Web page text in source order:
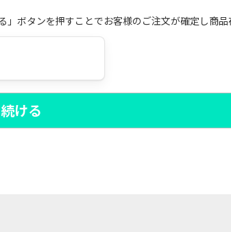
ボタンを押すことでお客様のご注文が確定し商品
ける